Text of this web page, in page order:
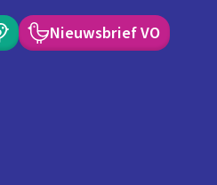
Nieuwsbrief VO